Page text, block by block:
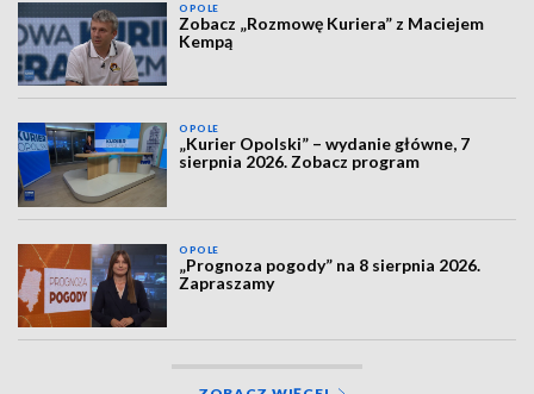
OPOLE
Zobacz „Rozmowę Kuriera” z Maciejem
Kempą
OPOLE
„Kurier Opolski” – wydanie główne, 7
sierpnia 2026. Zobacz program
OPOLE
„Prognoza pogody” na 8 sierpnia 2026.
Zapraszamy